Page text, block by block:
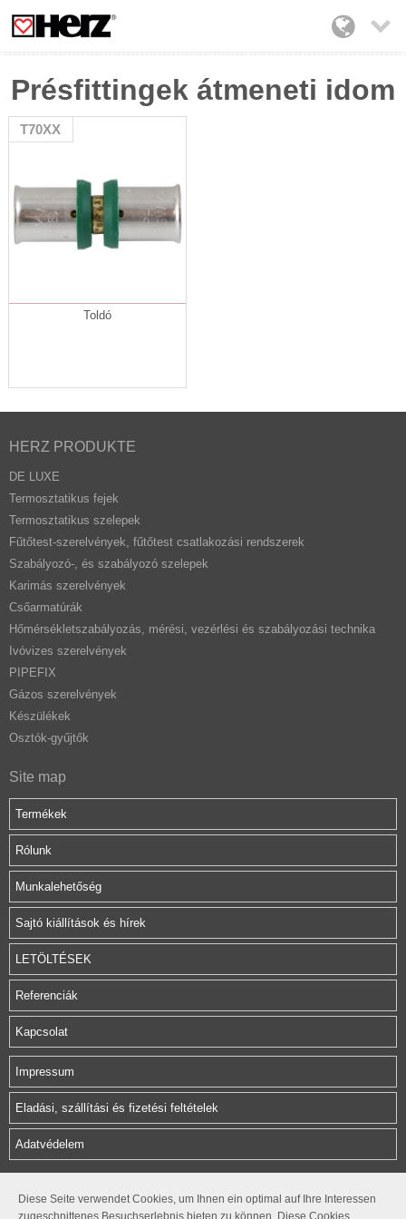
Diese Seite verwendet Cookies, um Ihnen ein optimal auf Ihre Interessen
zugeschnittenes Besuchserlebnis bieten zu können. Diese Cookies

Présfittingek átmeneti idom
T70XX
Toldó
HERZ PRODUKTE
DE LUXE
Termosztatikus fejek
Termosztatikus szelepek
Fűtőtest-szerelvények, fűtőtest csatlakozási rendszerek
Szabályozó-, és szabályozó szelepek
Karimás szerelvények
Csőarmatúrák
Hőmérsékletszabályozás, mérési, vezérlési és szabályozási technika
Ivóvizes szerelvények
PIPEFIX
Gázos szerelvények
Készülékek
Osztók-gyűjtők
Site map
Termékek
Rólunk
Munkalehetőség
Sajtó kiállítások és hírek
LETÖLTÉSEK
Referenciák
Kapcsolat
Impressum
Eladási, szállítási és fizetési feltételek
Adatvédelem